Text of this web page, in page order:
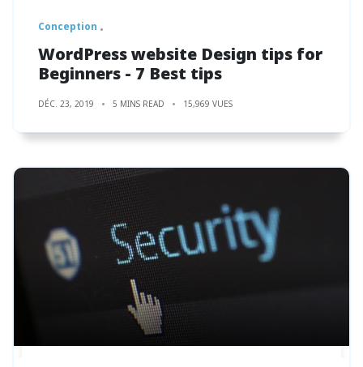
Conception
WordPress website Design tips for
Beginners - 7 Best tips
DÉC. 23, 2019 5 MINS READ 15,969 VUES